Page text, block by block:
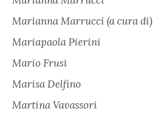
Marianna Marrucci (a cura di)
Mariapaola Pierini
Mario Frusi
Marisa Delfino
Martina Vavassori